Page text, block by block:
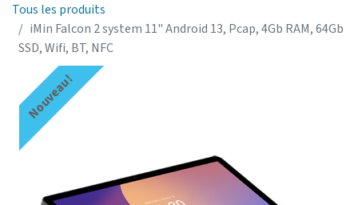
Tous les produits
iMin Falcon 2 system 11" Android 13, Pcap, 4Gb RAM, 64Gb
SSD, Wifi, BT, NFC
Nouveau!